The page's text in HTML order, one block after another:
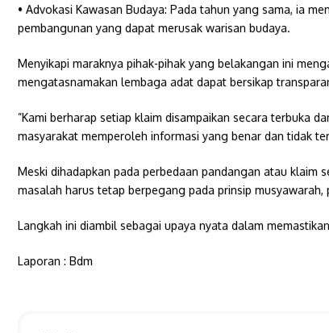
• ​Advokasi Kawasan Budaya: Pada tahun yang sama, ia
pembangunan yang dapat merusak warisan budaya.
Menyikapi maraknya pihak-pihak yang belakangan ini
mengatasnamakan lembaga adat dapat bersikap
​”Kami berharap setiap klaim disampaikan secara terbuka
masyarakat memperoleh informasi yang benar dan tidak
Meski dihadapkan pada perbedaan pandangan atau klaim
masalah harus tetap berpegang pada prinsip
​Langkah ini diambil sebagai upaya nyata dalam
Laporan : Bdm